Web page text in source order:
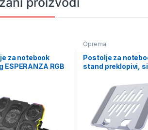
za notebook
ESPERANZA RGB
Oprema
Postolje za
stand preklopivi,